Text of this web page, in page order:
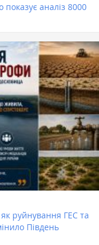
показує аналіз 8000
руйнування ГЕС та
Південь